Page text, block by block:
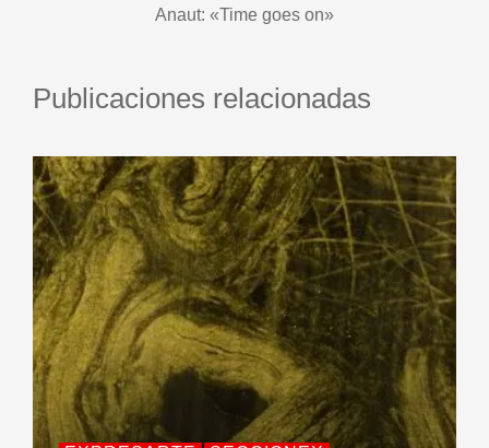
Anaut: «Time goes on»
Publicaciones relacionadas